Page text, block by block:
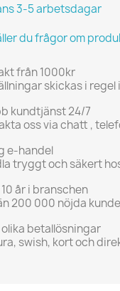
3-5 arbetsdagar
du frågor om
från 1000kr
skickas i
kundtjänst 24/7
oss via chatt ,
e-handel
tryggt och säkert
år i branschen
200 000 nöjda
olika betallösningar
swish, kort och